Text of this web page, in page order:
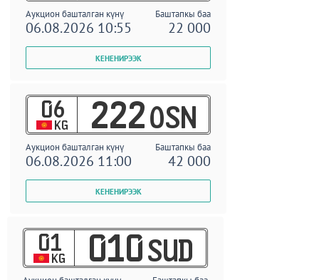
Аукцион башталган күнү Баштапкы баа
06.08.2026 10:55 22 000
06
KG 222 OSN
Аукцион башталган күнү Баштапкы баа
06.08.2026 11:00 42 000
01
KG 010 SUD